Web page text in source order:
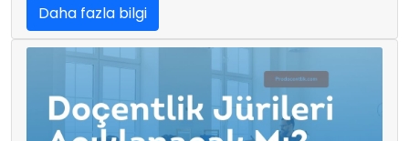
Daha fazla bilgi